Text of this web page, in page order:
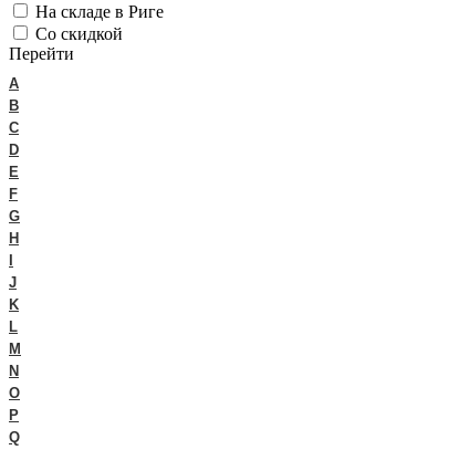
На складе в Риге
Со скидкой
Перейти
A
B
C
D
E
F
G
H
J
K
L
M
N
O
P
Q